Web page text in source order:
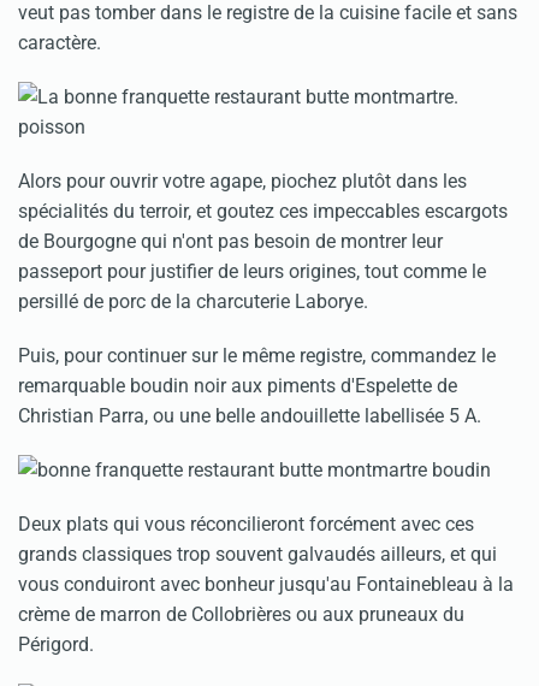
veut pas tomber dans le registre de la cuisine facile et sans
caractère.
Alors pour ouvrir votre agape, piochez plutôt dans les
spécialités du terroir, et goutez ces impeccables escargots
de Bourgogne qui n'ont pas besoin de montrer leur
passeport pour justifier de leurs origines, tout comme le
persillé de porc de la charcuterie Laborye.
Puis, pour continuer sur le même registre, commandez le
remarquable boudin noir aux piments d'Espelette de
Christian Parra, ou une belle andouillette labellisée 5 A.
Deux plats qui vous réconcilieront forcément avec ces
grands classiques trop souvent galvaudés ailleurs, et qui
vous conduiront avec bonheur jusqu'au Fontainebleau à la
crème de marron de Collobrières ou aux pruneaux du
Périgord.